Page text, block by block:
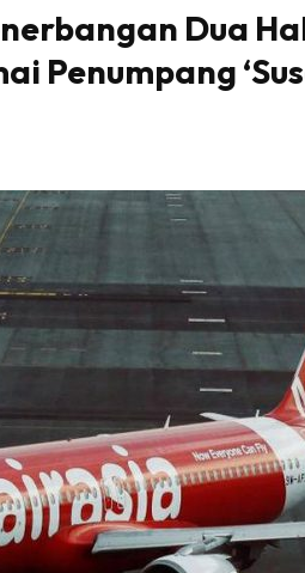
date tentang tempat
KLIK DI SEENI
Dua
Penumpang